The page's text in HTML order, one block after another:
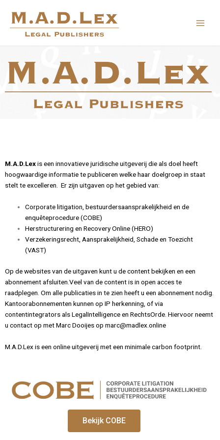
M.A.D.Lexis een innovatieve juridische uitgeverij die als doel heeft
hoogwaardige informatie te publiceren welke haar doelgroep in staat
stelt te excelleren. Er zijn uitgaven op het gebied van:
Corporate litigation, bestuurdersaansprakelijkheid en de
enquêteprocedure (COBE)
Herstructurering en Recovery Online (HERO)
Verzekeringsrecht, Aansprakelijkheid, Schade en Toezicht
(VAST)
Op de websites van de uitgaven kunt u de content bekijken en een
abonnement afsluiten.Veel van de content is in open acces te
raadplegen. Om alle publicaties in te zien heeft u een abonnement nodig.
Kantoorabonnementen kunnen op IP herkenning, of via
contentintegrators als LegalIntelligence en RechtsOrde. Hiervoor neemt
u contact op met Marc Dooijes op marc@madlex.online
M.A.D.Lex is een online uitgeverij met een minimale carbon footprint.
Bekijk COBE